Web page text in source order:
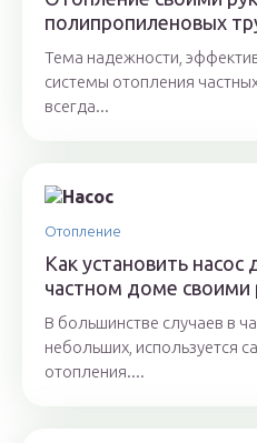
полипропиленовых
Тема надежности,
системы отопления
всегда...
Отопление
Как установить насос
частном доме своими
В большинстве случаев в
небольших, используется
отопления....